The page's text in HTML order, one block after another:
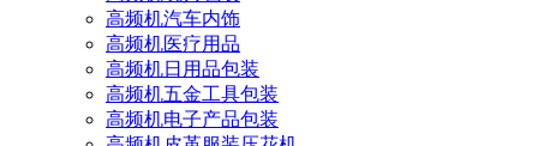
高频机汽车内饰
高频机医疗用品
高频机日用品包装
高频机五金工具包装
高频机电子产品包装